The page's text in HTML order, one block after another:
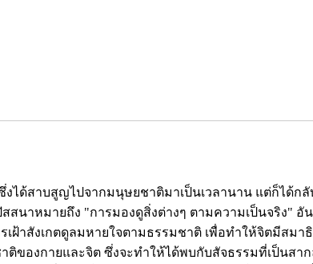
ได้สาบสูญไปจากมนุษยชาติมาเป็นเวลานาน แต่ก็ได้ก
สนาหมายถึง "การมองดูสิ่งต่างๆ ตามความเป็นจริง" อั
เฝ้าสังเกตดูลมหายใจตามธรรมชาติ เพื่อทำให้จิตมีสมา
ติของกายและจิต ซึ่งจะทำให้ได้พบกับสัจธรรมที่เป็นสา